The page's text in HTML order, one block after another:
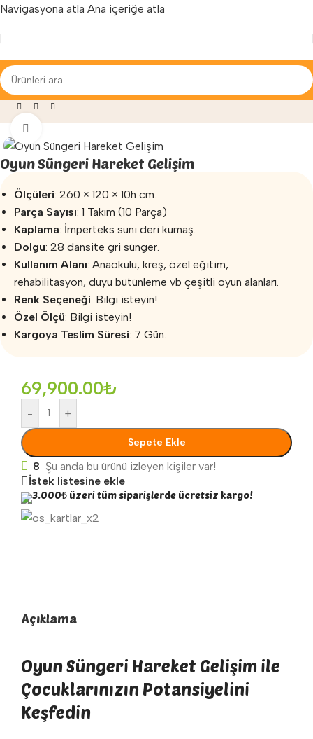
Navigasyona atla Ana içeriğe atla
»Sünger Oyun Grupları
Oyun Süngeri Hareket Gelişim
Ölçüleri: 260 × 120 × 10h cm.
Parça Sayısı: 1 Takım (10 Parça)
Kaplama: İmperteks suni deri kumaş.
Dolgu: 28 dansite gri sünger.
Kullanım Alanı: Anaokulu, kreş, özel eğitim,
rehabilitasyon, duyu bütünleme vb çeşitli oyun alanları.
Renk Seçeneği: Bilgi isteyin!
Özel Ölçü: Bilgi isteyin!
Kargoya Teslim Süresi: 7 Gün.
69,900.00₺
- +
Sepete Ekle
8 Şu anda bu ürünü izleyen kişiler var!
İstek listesine ekle
3.000₺ üzeri tüm siparişlerde ücretsiz kargo!
Açıklama
Oyun Süngeri Hareket Gelişim ile
Çocuklarınızın Potansiyelini
Keşfedin